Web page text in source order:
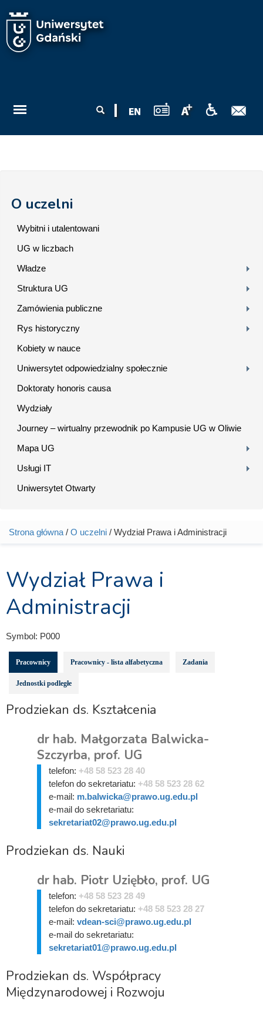
wyszukiwania
O uczelni
Wybitni i utalentowani
UG w liczbach
Władze
Struktura UG
Zamówienia publiczne
Rys historyczny
Kobiety w nauce
Uniwersytet odpowiedzialny społecznie
Doktoraty honoris causa
Wydziały
Journey – wirtualny przewodnik po Kampusie UG w Oliwie
Mapa UG
Usługi IT
Uniwersytet Otwarty
Jesteś tutaj
Strona główna / O uczelni / Wydział Prawa i Administracji
Wydział Prawa i
Administracji
Symbol: P000
Pracownicy Pracownicy - lista alfabetyczna Zadania
Jednostki podległe
Prodziekan ds. Kształcenia
dr hab. Małgorzata Balwicka-
Szczyrba, prof. UG
telefon: +48 58 523 28 40
telefon do sekretariatu: +48 58 523 28 62
e-mail: m.balwicka@prawo.ug.edu.pl
e-mail do sekretariatu:
sekretariat02@prawo.ug.edu.pl
Prodziekan ds. Nauki
dr hab. Piotr Uziębło, prof. UG
telefon: +48 58 523 28 49
telefon do sekretariatu: +48 58 523 28 27
e-mail: vdean-sci@prawo.ug.edu.pl
e-mail do sekretariatu:
sekretariat01@prawo.ug.edu.pl
Prodziekan ds. Współpracy
Międzynarodowej i Rozwoju